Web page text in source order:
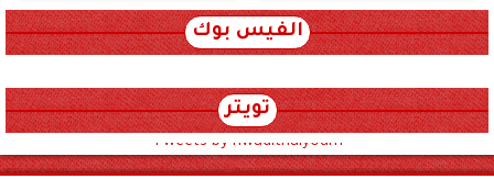
الفيس بوك
تويتر
Tweets by hwadithalyoum